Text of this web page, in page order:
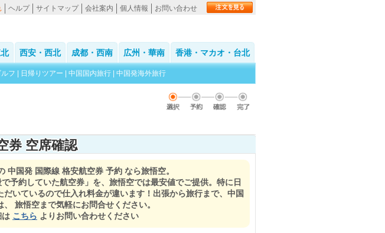
ヘルプ サイトマップ 会社案内 個人情報 お問い合わせ
西安・西北 成都・西南 広州・華南 香港・マカオ・台北
フ 日帰りツアー 中国国内旅行 中国発海外旅行
券 空席確認
中国発 国際線 格安航空券 予約 なら旅悟空。
予約していた航空券」を、旅悟空では最安値でご提供。特に日
いているので仕入れ料金が違います！出張から旅行まで、中国
旅悟空まで気軽にお問合せください。
は こちら よりお問い合わせください